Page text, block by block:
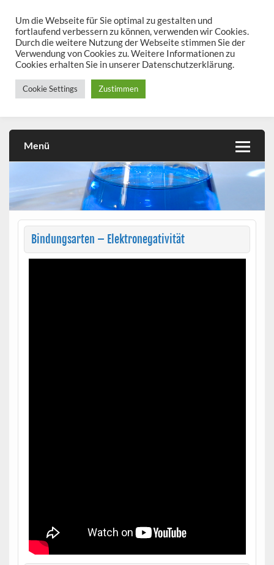
contentchemieseiten.de
Chemie kann man üben!
Menü
Bindungsarten – Elektronegativität
Um die Webseite für Sie optimal zu gestalten und
fortlaufend verbessern zu können, verwenden wir Cookies.
Durch die weitere Nutzung der Webseite stimmen Sie der
Verwendung von Cookies zu. Weitere Informationen zu
Cookies erhalten Sie in unserer Datenschutzerklärung.
Cookie Settings Zustimmen